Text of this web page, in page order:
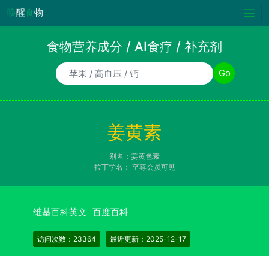
唤醒食物
食物营养成分 / AI食疗 / 补充剂
食物/AI食疗诉求/补充剂名称 Go
姜黄素
别名：姜黄色素
拉丁学名： 至尊会员可见
维基百科英文 百度百科
访问次数：23364 最近更新：2025-12-17